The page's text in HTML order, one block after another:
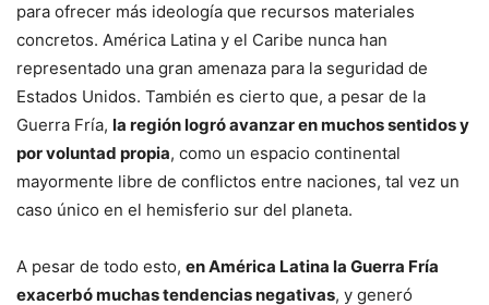
para ofrecer más ideología que recursos materiales
concretos. América Latina y el Caribe nunca han
representado una gran amenaza para la seguridad de
Estados Unidos. También es cierto que, a pesar de la
Guerra Fría, la región logró avanzar en muchos sentidos y
por voluntad propia, como un espacio continental
mayormente libre de conflictos entre naciones, tal vez un
caso único en el hemisferio sur del planeta.
A pesar de todo esto, en América Latina la Guerra Fría
exacerbó muchas tendencias negativas, y generó